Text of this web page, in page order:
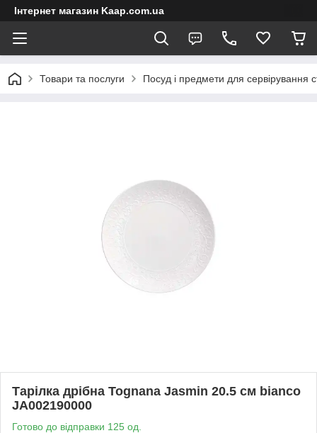
Інтернет магазин Kaap.com.ua
Товари та послуги Посуд і предмети для сервірування
Тарілка дрібна Tognana Jasmin 20.5 см bianco
JA002190000
Готово до відправки 125 од.